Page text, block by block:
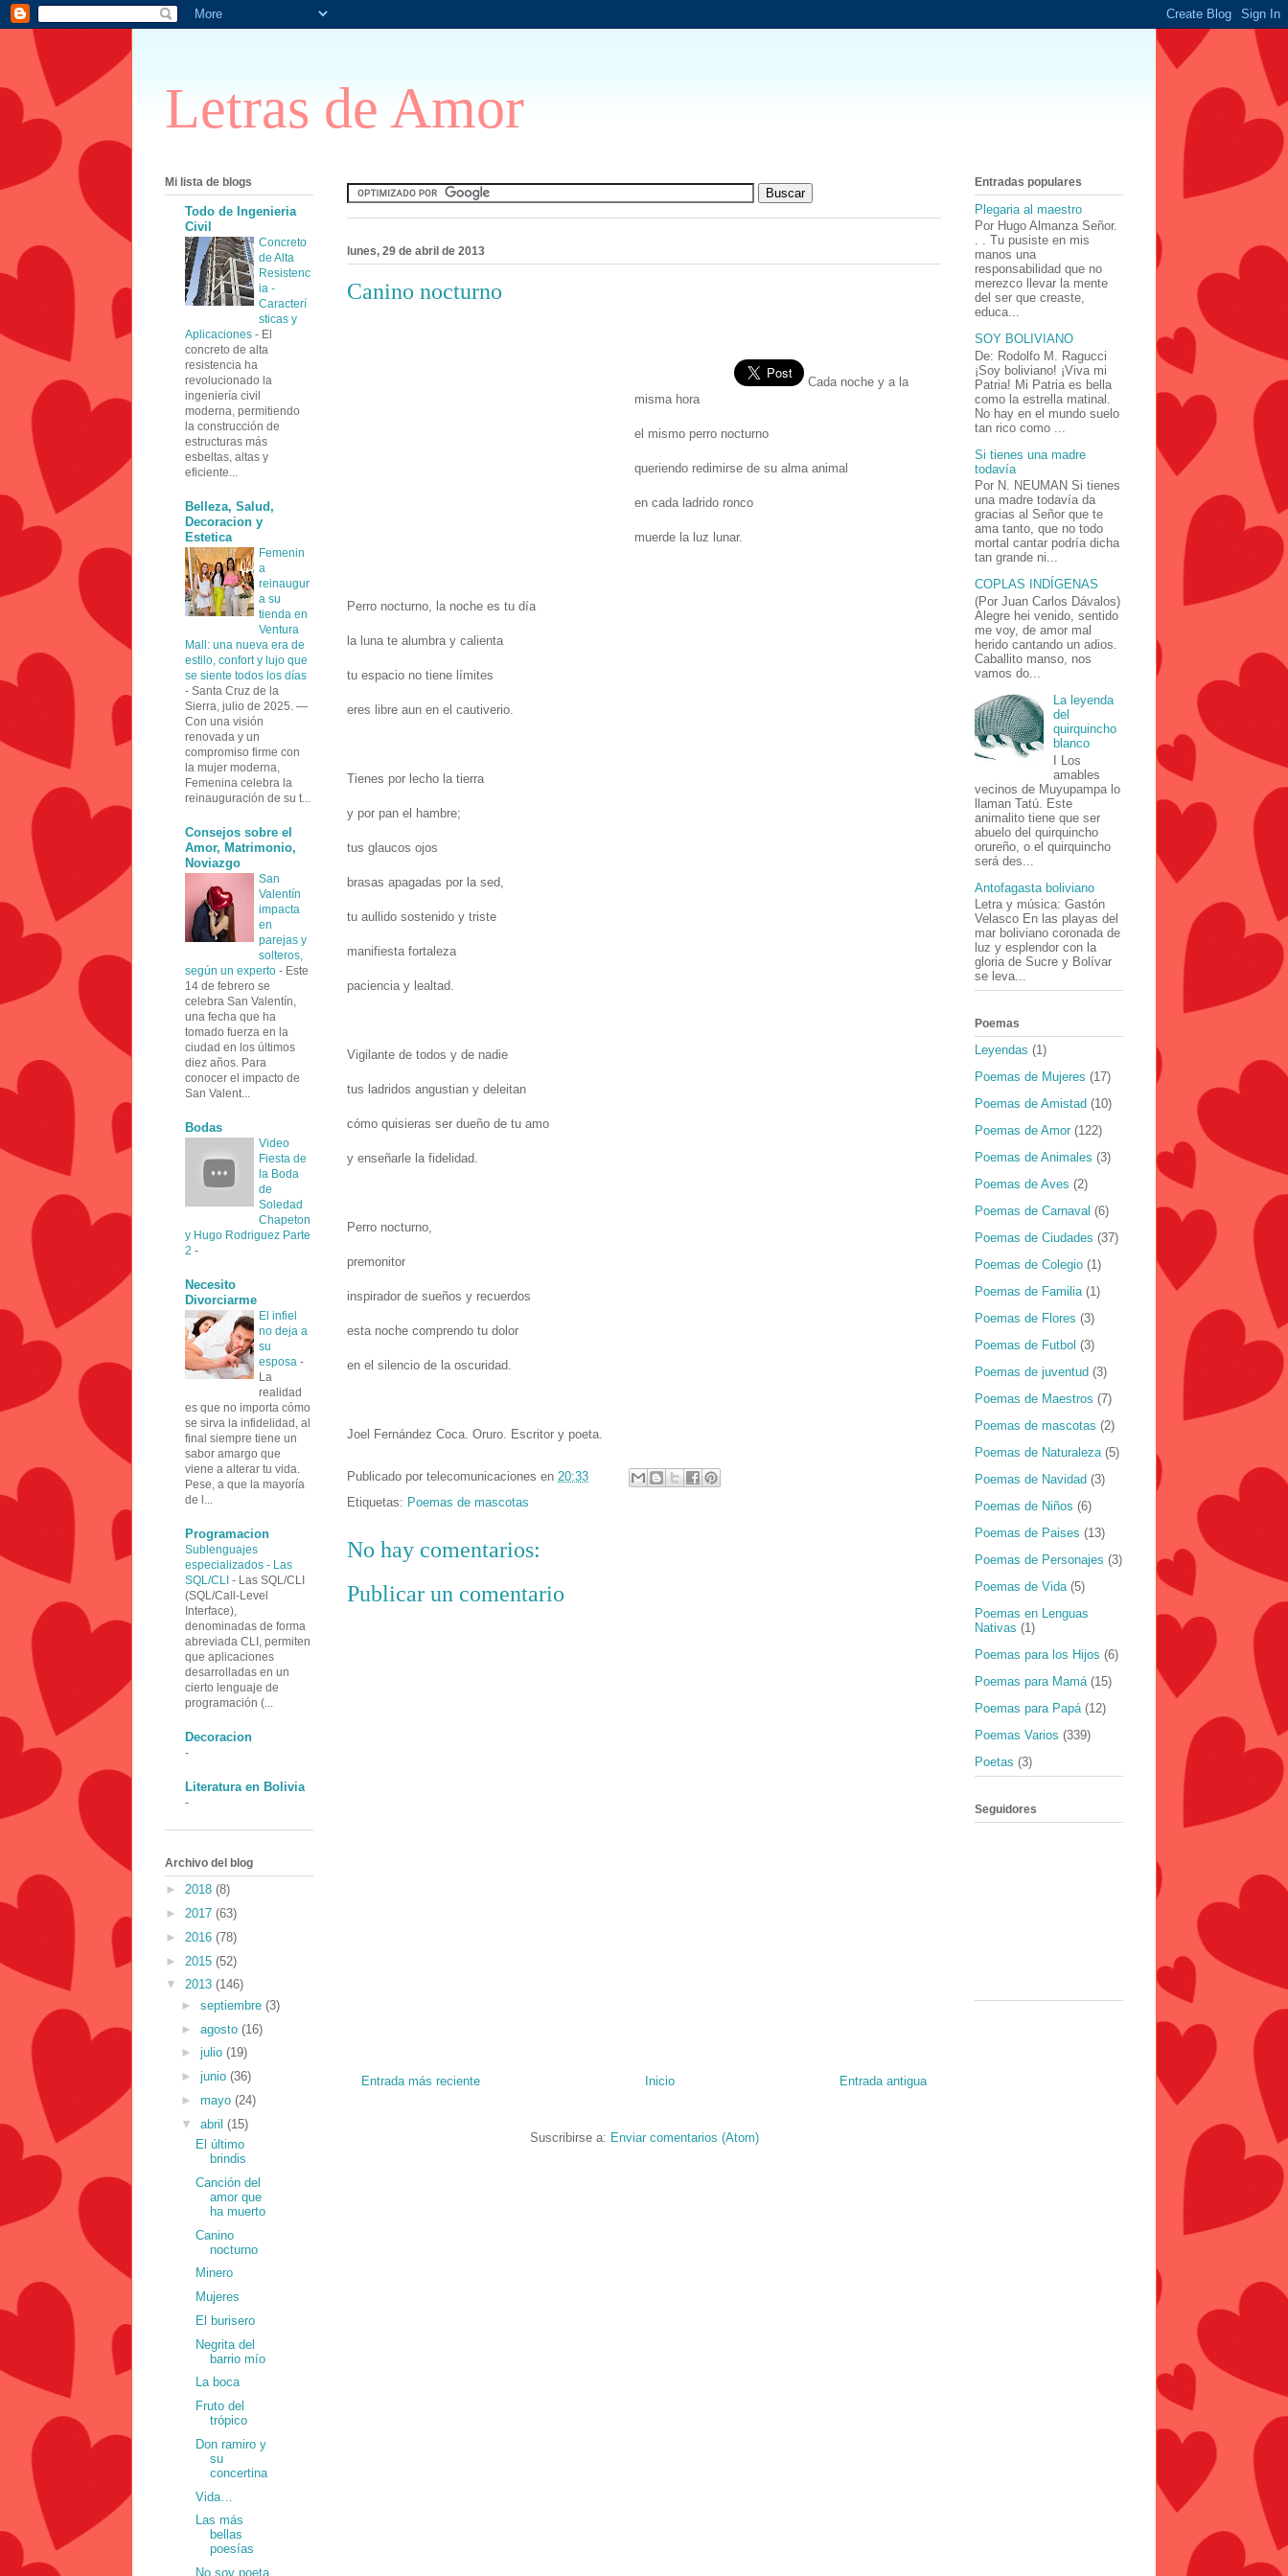
Letras de Amor
lunes, 29 de abril de 2013
Canino nocturno
Cada noche y a la
misma hora
el mismo perro nocturno
queriendo redimirse de su alma animal
en cada ladrido ronco
muerde la luz lunar.
Perro nocturno, la noche es tu día
la luna te alumbra y calienta
tu espacio no tiene límites
eres libre aun en el cautiverio.
Tienes por lecho la tierra
y por pan el hambre;
tus glaucos ojos
brasas apagadas por la sed,
tu aullido sostenido y triste
manifiesta fortaleza
paciencia y lealtad.
Vigilante de todos y de nadie
tus ladridos angustian y deleitan
cómo quisieras ser dueño de tu amo
y enseñarle la fidelidad.
Perro nocturno,
premonitor
inspirador de sueños y recuerdos
esta noche comprendo tu dolor
en el silencio de la oscuridad.
Joel Fernández Coca. Oruro. Escritor y poeta.
Publicado por telecomunicaciones en 20:33
Etiquetas: Poemas de mascotas
No hay comentarios:
Publicar un comentario
Entrada más reciente Entrada antigua
Inicio
Suscribirse a: Enviar comentarios (Atom)
Mi lista de blogs
Todo de Ingenieria
Civil
Concreto
de Alta
Resistenc
ia -
Caracterí
sticas y
Aplicaciones - El
concreto de alta
resistencia ha
revolucionado la
ingeniería civil
moderna, permitiendo
la construcción de
estructuras más
esbeltas, altas y
eficiente...
Belleza, Salud,
Decoracion y
Estetica
Femenin
a
reinaugur
a su
tienda en
Ventura
Mall: una nueva era de
estilo, confort y lujo que
se siente todos los días
- Santa Cruz de la
Sierra, julio de 2025. —
Con una visión
renovada y un
compromiso firme con
la mujer moderna,
Femenina celebra la
reinauguración de su t...
Consejos sobre el
Amor, Matrimonio,
Noviazgo
San
Valentín
impacta
en
parejas y
solteros,
según un experto - Este
14 de febrero se
celebra San Valentín,
una fecha que ha
tomado fuerza en la
ciudad en los últimos
diez años. Para
conocer el impacto de
San Valent...
Bodas
Video
Fiesta de
la Boda
de
Soledad
Chapeton
y Hugo Rodriguez Parte
2 -
Necesito
Divorciarme
El infiel
no deja a
su
esposa -
La
realidad
es que no importa cómo
se sirva la infidelidad, al
final siempre tiene un
sabor amargo que
viene a alterar tu vida.
Pese, a que la mayoría
de l...
Programacion
Sublenguajes
especializados - Las
SQL/CLI - Las SQL/CLI
(SQL/Call-Level
Interface),
denominadas de forma
abreviada CLI, permiten
que aplicaciones
desarrolladas en un
cierto lenguaje de
programación (...
Decoracion
-
Literatura en Bolivia
-
Archivo del blog
► 2018 (8)
► 2017 (63)
► 2016 (78)
► 2015 (52)
▼ 2013 (146)
► septiembre (3)
► agosto (16)
► julio (19)
► junio (36)
► mayo (24)
▼ abril (15)
El último
brindis
Canción del
amor que
ha muerto
Canino
nocturno
Minero
Mujeres
El burisero
Negrita del
barrio mío
La boca
Fruto del
trópico
Don ramiro y
su
concertina
Vida…
Las más
bellas
poesías
No soy poeta
Entradas populares
Plegaria al maestro
Por Hugo Almanza Señor.
. . Tu pusiste en mis
manos una
responsabilidad que no
merezco llevar la mente
del ser que creaste,
educa...
SOY BOLIVIANO
De: Rodolfo M. Ragucci
¡Soy boliviano! ¡Viva mi
Patria! Mi Patria es bella
como la estrella matinal.
No hay en el mundo suelo
tan rico como ...
Si tienes una madre
todavía
Por N. NEUMAN Si tienes
una madre todavía da
gracias al Señor que te
ama tanto, que no todo
mortal cantar podría dicha
tan grande ni...
COPLAS INDÍGENAS
(Por Juan Carlos Dávalos)
Alegre hei venido, sentido
me voy, de amor mal
herido cantando un adios.
Caballito manso, nos
vamos do...
La leyenda
del
quirquincho
blanco
I Los
amables
vecinos de Muyupampa lo
llaman Tatú. Este
animalito tiene que ser
abuelo del quirquincho
orureño, o el quirquincho
será des...
Antofagasta boliviano
Letra y música: Gastón
Velasco En las playas del
mar boliviano coronada de
luz y esplendor con la
gloria de Sucre y Bolívar
se leva...
Poemas
Leyendas (1)
Poemas de Mujeres (17)
Poemas de Amistad (10)
Poemas de Amor (122)
Poemas de Animales (3)
Poemas de Aves (2)
Poemas de Carnaval (6)
Poemas de Ciudades (37)
Poemas de Colegio (1)
Poemas de Familia (1)
Poemas de Flores (3)
Poemas de Futbol (3)
Poemas de juventud (3)
Poemas de Maestros (7)
Poemas de mascotas (2)
Poemas de Naturaleza (5)
Poemas de Navidad (3)
Poemas de Niños (6)
Poemas de Paises (13)
Poemas de Personajes (3)
Poemas de Vida (5)
Poemas en Lenguas
Nativas (1)
Poemas para los Hijos (6)
Poemas para Mamá (15)
Poemas para Papá (12)
Poemas Varios (339)
Poetas (3)
Seguidores